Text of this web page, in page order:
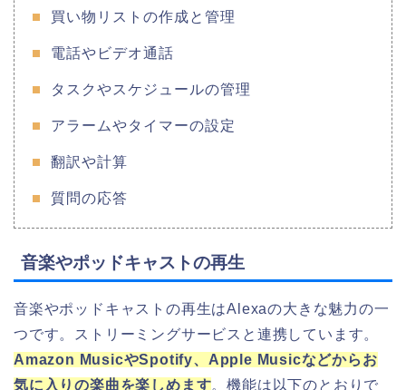
買い物リストの作成と管理
電話やビデオ通話
タスクやスケジュールの管理
アラームやタイマーの設定
翻訳や計算
質問の応答
音楽やポッドキャストの再生
音楽やポッドキャストの再生はAlexaの大きな魅力の一
つです。ストリーミングサービスと連携しています。
Amazon MusicやSpotify、Apple Musicなどからお
気に入りの楽曲を楽しめます。機能は以下のとおりで